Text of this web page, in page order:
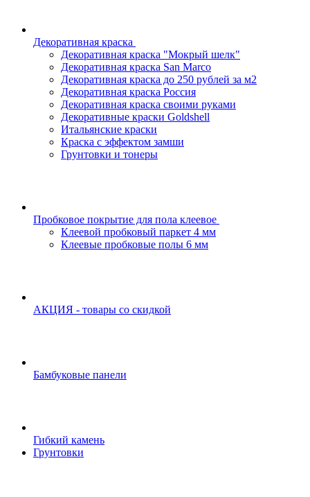
Декоративная краска
Декоративная краска "Мокрый шелк"
Декоративная краска San Marco
Декоративная краска до 250 рублей за м2
Декоративная краска Россия
Декоративная краска своими руками
Декоративные краски Goldshell
Итальянские краски
Краска с эффектом замши
Грунтовки и тонеры
Пробковое покрытие для пола клеевое
Клеевой пробковый паркет 4 мм
Клеевые пробковые полы 6 мм
АКЦИЯ - товары со скидкой
Бамбуковые панели
Гибкий камень
Грунтовки